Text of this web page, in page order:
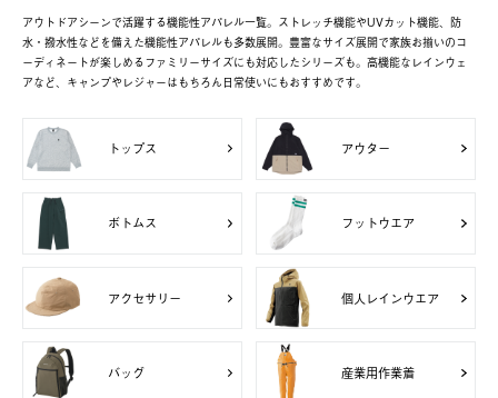
アウトドアシーンで活躍する機能性アパレル一覧。ストレッチ機能やUVカット機能、防
水・撥水性などを備えた機能性アパレルも多数展開。豊富なサイズ展開で家族お揃いのコ
ーディネートが楽しめるファミリーサイズにも対応したシリーズも。高機能なレインウェ
アなど、キャンプやレジャーはもちろん日常使いにもおすすめです。
トップス アウター
ボトムス フットウエア
アクセサリー 個人レインウエア
バッグ 産業用作業着